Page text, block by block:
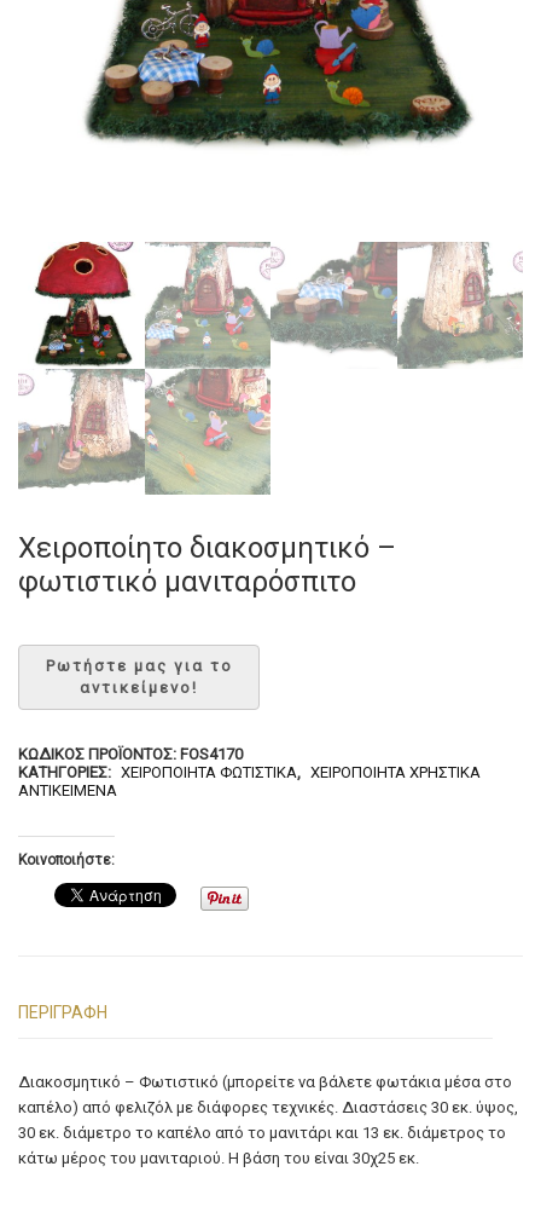
Χειροποίητο διακοσμητικό –
φωτιστικό μανιταρόσπιτο
ΚΩΔΙΚΌΣ ΠΡΟΪΌΝΤΟΣ: FOS4170
ΚΑΤΗΓΟΡΊΕΣ: ΧΕΙΡΟΠΟΊΗΤΑ ΦΩΤΙΣΤΙΚΆ, ΧΕΙΡΟΠΟΊΗΤΑ ΧΡΗΣΤΙΚΆ
ΑΝΤΙΚΕΊΜΕΝΑ
Κοινοποιήστε:
ΠΕΡΙΓΡΑΦΉ
Διακοσμητικό – Φωτιστικό (μπορείτε να βάλετε φωτάκια μέσα στο
καπέλο) από φελιζόλ με διάφορες τεχνικές. Διαστάσεις 30 εκ. ύψος,
30 εκ. διάμετρο το καπέλο από το μανιτάρι και 13 εκ. διάμετρος το
κάτω μέρος του μανιταριού. Η βάση του είναι 30χ25 εκ.